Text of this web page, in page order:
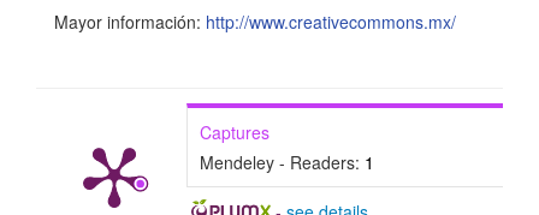
Mayor información: http://www.creativecommons.mx/
Captures
Mendeley - Readers: 1